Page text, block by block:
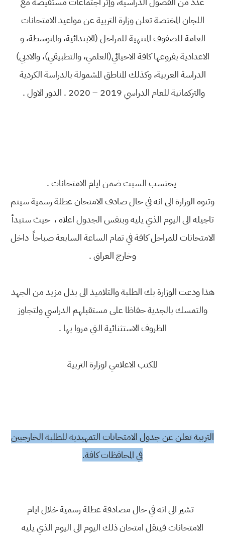
اللجان المختصة تعلن وزارة التربية عن مواعيد الامتحانات
العامة للصفوف المنتهية للمراحل (الابتدائية، والمتوسطة، و
الاعدادية بفروعها كافة الاحيائي(العلمي، والتطبيقي)، والادبي)
الدراسة العربية، وكذلك المناطق المشمولة بالدراسة الكردية
والتركمانية للعام الدراسي 2019 – 2020 . الدور الاول .
يحتسب السبت ضمن ايام الامتحانات .
وتنوه الوزارة الى انه في حال صادف الامتحان عطلة رسمية سيتم
تاجيله الى اليوم الذي يليه وبنفس الجدول اعلاه ، حيث ستبدأ
الامتحانات للمراحل كافة في تمام الساعة السابعة صباحاً داخل
وخارج العراق .
هذا ودعت الوزارة بك الطلبة والتلاميذ الى بذل مزيد من الجهد
والتمسك بالجدية حفاظا على مستقبلهم الدراسي ولتجاوز
الظروف الاستثنائية التي مروا بها .
المكتب الاعلامي لوزارة التربية
التربية تعلن عن جدول الامتحانات التمهيدية للطلبة الخارجيين
في المحافظات كافة.
تشير الى انه في حال مصادفة عطلة رسمية خلال ايام
الامتحانات فينقل امتحان ذلك اليوم الى اليوم الذي يليه